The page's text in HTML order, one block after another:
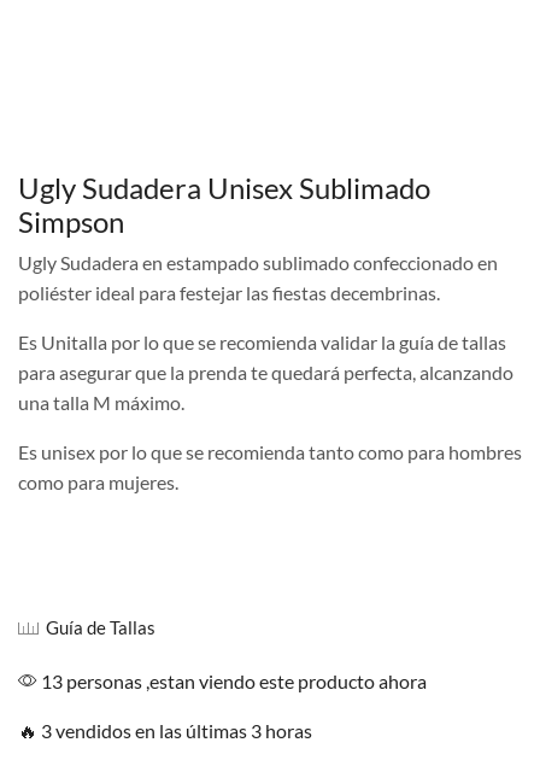
Ugly Sudadera Unisex Sublimado
Simpson
Ugly Sudadera en estampado sublimado confeccionado en
poliéster ideal para festejar las fiestas decembrinas.
Es Unitalla por lo que se recomienda validar la guía de tallas
para asegurar que la prenda te quedará perfecta, alcanzando
una talla M máximo.
Es unisex por lo que se recomienda tanto como para hombres
como para mujeres.
Guía de Tallas
13 personas ,estan viendo este producto ahora
🔥 3 vendidos en las últimas 3 horas